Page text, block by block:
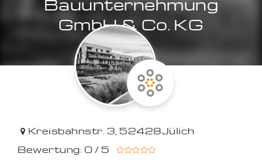
Bauunternehmung
GmbH & Co. KG
Kreisbahnstr. 3,52428Jülich
Bewertung: 0 / 5